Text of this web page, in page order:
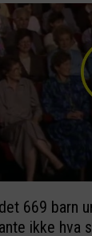
669 barn
ikke hva